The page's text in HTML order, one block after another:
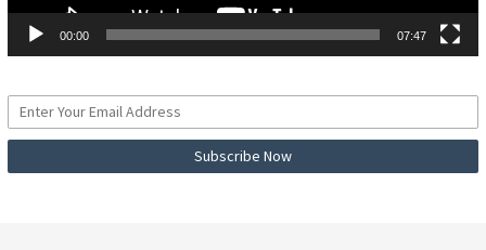
00:00 07:47